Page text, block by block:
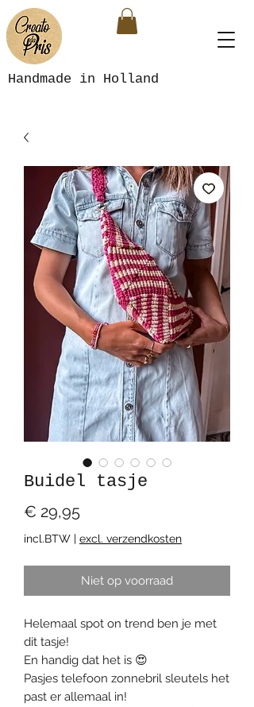
Handmade in Holland
Buidel tasje
€ 29,95Prijs
incl.BTW | excl. verzendkosten
Niet op voorraad
Helemaal spot on trend ben je met
dit tasje!
En handig dat het is 😍
Pasjes telefoon zonnebril sleutels het
past er allemaal in!